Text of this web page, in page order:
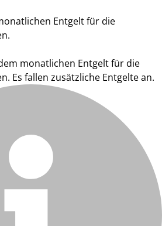
Entgelt für die
monatlichen Entgelt für die
Es fallen zusätzliche Entgelte an.